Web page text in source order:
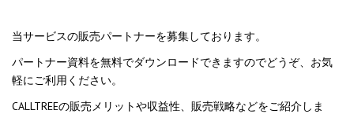
当サービスの販売パートナーを募集しております。
パートナー資料を無料でダウンロードできますのでどうぞ、お気
軽にご利用ください。
CALLTREEの販売メリットや収益性、販売戦略などをご紹介しま